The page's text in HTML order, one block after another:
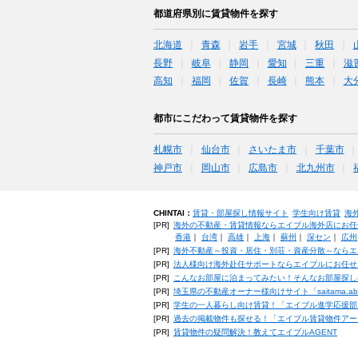
都道府県別に賃貸物件を探す
北海道 青森 岩手 宮城 秋田
長野
岐阜 静岡 愛知 三重
滋
高知
福岡 佐賀 長崎 熊本 大
都市にこだわって賃貸物件を探す
札幌市 仙台市 さいたま市
千葉市
神戸市
岡山市 広島市 北九州市
CHINTAI： 賃貸・部屋探し情報サイト 学生向け賃貸 海
[PR] 海外の不動産・賃貸情報ならエイブル海外店にお
香港｜ 台湾｜ 高雄｜ 上海｜ 蘇州 ｜ 深セン ｜ 広州
[PR] 海外不動産～投資・居住・別荘・資産分散～なら
[PR] 法人様向け海外赴任サポートならエイブルにお任
[PR]
こんなお部屋に泊まってみたい！そんなお部屋探
[PR] 埼玉県の不動産オーナー様向けサイト「
[PR] 学生の一人暮らし向け賃貸！「エイブル進学応援
[PR] 過去の掲載物件も探せる！「エイブル賃貸物件ア
[PR] 賃貸物件の疑問解決！教えてエイブルAGENT